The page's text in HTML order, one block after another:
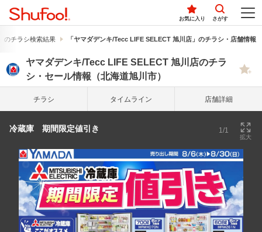
お気に入り さがす
のチラシ検索結果 「ヤマダデンキ/Tecc LIFE SELECT 旭川店」のチラシ・店舗情報
ヤマダデンキ/Tecc LIFE SELECT 旭川店のチラ
シ・セール情報（北海道旭川市）
チラシ タイム ライン 店舗詳細
冷蔵庫 期間限定値引き 1/1
拡大